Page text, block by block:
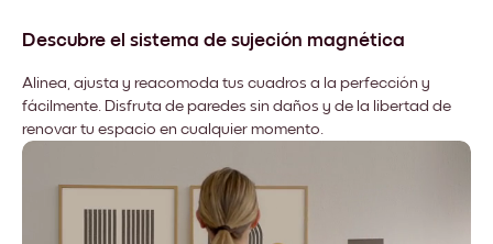
Descubre el sistema de sujeción magnética
Alinea, ajusta y reacomoda tus cuadros a la perfección y
fácilmente. Disfruta de paredes sin daños y de la libertad de
renovar tu espacio en cualquier momento.